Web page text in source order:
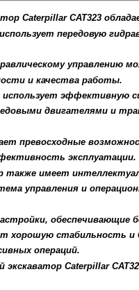
Caterpillar CAT323
передовую
управлению
и качества работы.
использует эффективную
двигателями и
превосходные
эксплуатации.
также имеет
управления и
хорошую стабильность
операций.
экскаватор Caterpillar